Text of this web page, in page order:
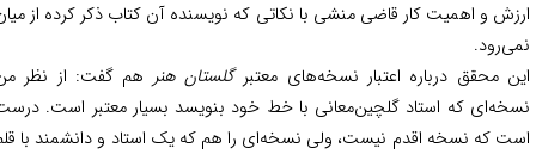
و اهمیت کار قاضی منشی با نکاتی که نویسنده آن کتاب ذکر کرده از میان
محقق درباره اعتبار نسخه‌های معتبرگلستان هنرهم گفت: از نظر من
که استاد گلچین‌معانی با خط خود بنویسد بسیار معتبر است. درست
که نسخه اقدم نیست، ولی نسخه‌ای را هم که یک استاد و دانشمند با قلم